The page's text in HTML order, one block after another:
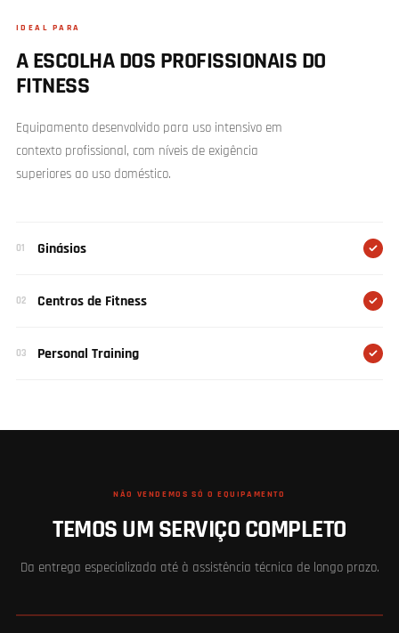
IDEAL PARA
A ESCOLHA DOS PROFISSIONAIS DO
FITNESS
Equipamento desenvolvido para uso intensivo em
contexto profissional, com níveis de exigência
superiores ao uso doméstico.
01 Ginásios
02 Centros de Fitness
03 Personal Training
NÃO VENDEMOS SÓ O EQUIPAMENTO
TEMOS UM SERVIÇO COMPLETO
Da entrega especializada até à assistência técnica de longo prazo.